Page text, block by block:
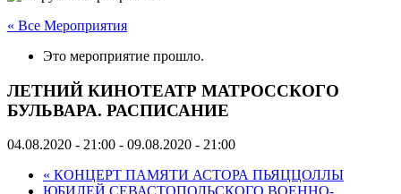
« Все Мероприятия
Это мероприятие прошло.
ЛЕТНИЙ КИНОТЕАТР МАТРОССКОГО
БУЛЬВАРА. РАСПИСАНИЕ
04.08.2020 - 21:00 - 09.08.2020 - 21:00
« КОНЦЕРТ ПАМЯТИ АСТОРА ПЬЯЦЦОЛЛЫ